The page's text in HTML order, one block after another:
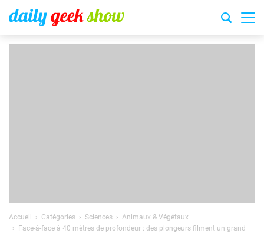
Accueil Catégories Sciences
Animaux & Végétaux
Face-à-face à 40 mètres de profondeur : des plongeurs filment un grand